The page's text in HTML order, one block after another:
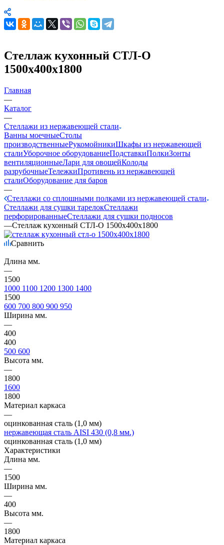
Стеллаж кухонный СТЛ-О
1500х400х1800
Главная
—
Каталог
—
Стеллажи из нержавеющей стали
Ванны моечныеСтолы
производственныеРукомойникиШкафы из нержавеющей
сталиУборочное оборудованиеПодставкиПолкиЗонты
вентиляционныеЛари для овощейКолоды
разрубочныеТележкиПротивень из нержавеющей
сталиОборудование для баров
—
Стеллажи со сплошными полками из нержавеющей стали
Стеллажи для сушки тарелокСтеллажи
перфорированныеСтеллажи для сушки подносов
—Стеллаж кухонный СТЛ-О 1500х400х1800
Сравнить
Длина мм.
—
1500
1000 1100 1200 1300 1400
1500
600 700 800 900 950
Ширина мм.
—
400
400
500 600
Высота мм.
—
1800
1600
1800
Материал каркаса
—
оцинкованная сталь (1,0 мм)
нержавеющая сталь AISI 430 (0,8 мм.)
оцинкованная сталь (1,0 мм)
Характеристики
Длина мм.
—
1500
Ширина мм.
—
400
Высота мм.
—
1800
Материал каркаса